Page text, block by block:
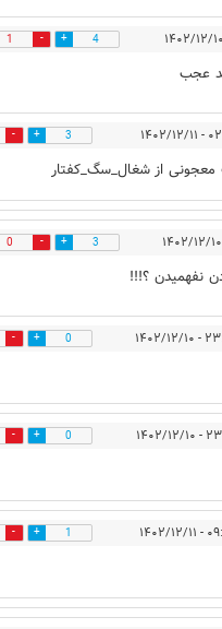
4
1
عجب
۱۲/۱۱ 3
از شغال_سگ_کفتار
3
0
نفهمیدن ؟!!!
۱۲/۱۰ 0
۱۲/۱۰ 0
۱۲/۱۱ 1